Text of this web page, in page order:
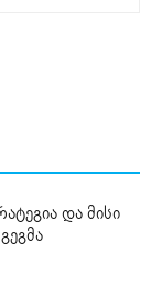
და მისი